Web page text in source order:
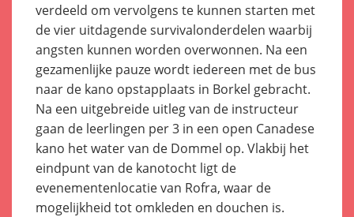
verdeeld om vervolgens te kunnen starten met
de vier uitdagende survivalonderdelen waarbij
angsten kunnen worden overwonnen. Na een
gezamenlijke pauze wordt iedereen met de bus
naar de kano opstapplaats in Borkel gebracht.
Na een uitgebreide uitleg van de instructeur
gaan de leerlingen per 3 in een open Canadese
kano het water van de Dommel op. Vlakbij het
eindpunt van de kanotocht ligt de
evenementenlocatie van Rofra, waar de
mogelijkheid tot omkleden en douchen is.